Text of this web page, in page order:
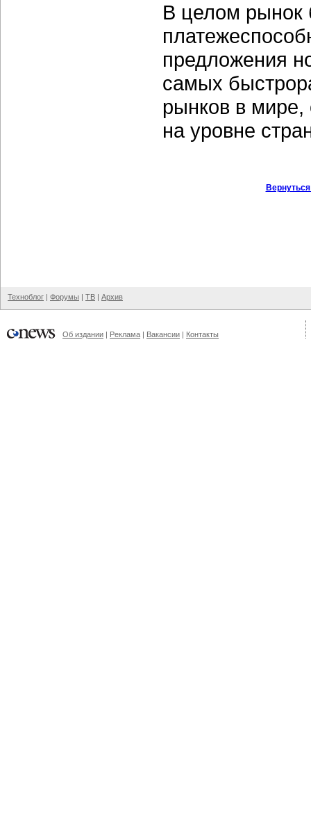
В целом рынок
предложения
самых
рынков в мире,
на уровне
Техноблог | Форумы | ТВ | Архив
Об издании | Реклама | Вакансии | Контакты